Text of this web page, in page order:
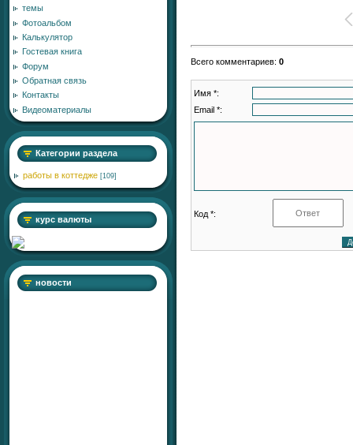
темы
Фотоальбом
Калькулятор
Гостевая книга
Форум
Обратная связь
Контакты
Видеоматериалы
Категории раздела
работы в коттедже [109]
курс валюты
новости
Всего комментариев: 0
Имя *:
Email *:
Код *: